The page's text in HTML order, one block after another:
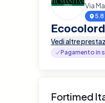
Via
5.8
Vedi altre
Pagamento in
Fortimed